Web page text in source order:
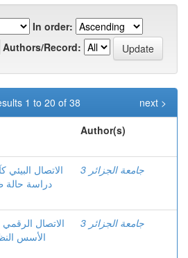
In order:
Authors/Record:
1 to 20 of 38
next >
Author(s)
الاتصال البيئي
دراسة حالة
جامعة الجزائر 3
الاتصال
الأسس
جامعة الجزائر 3